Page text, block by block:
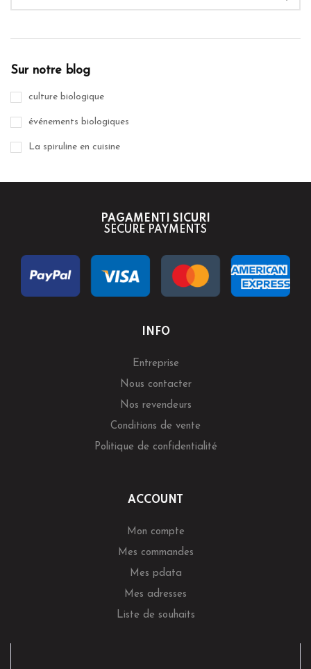
Sur notre blog
culture biologique
événements biologiques
La spiruline en cuisine
PAGAMENTI SICURI
SECURE PAYMENTS
INFO
Entreprise
Nous contacter
Nos revendeurs
Conditions de vente
Politique de confidentialité
ACCOUNT
Mon compte
Mes commandes
Mes pdata
Mes adresses
Liste de souhaits